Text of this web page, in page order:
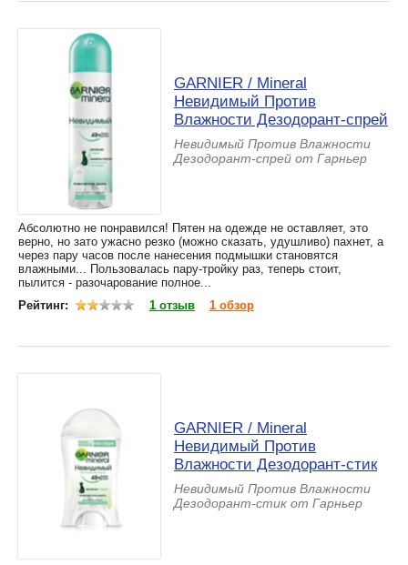
GARNIER / Mineral
Невидимый Против
Влажности Дезодорант-спрей
Невидимый Против Влажности
Дезодорант-спрей от Гарньер
Абсолютно не понравился! Пятен на одежде не оставляет, это
верно, но зато ужасно резко (можно сказать, удушливо) пахнет, а
через пару часов после нанесения подмышки становятся
влажными... Пользовалась пару-тройку раз, теперь стоит,
пылится - разочарование полное...
Рейтинг:
1 отзыв 1 обзор
GARNIER / Mineral
Невидимый Против
Влажности Дезодорант-стик
Невидимый Против Влажности
Дезодорант-стик от Гарньер